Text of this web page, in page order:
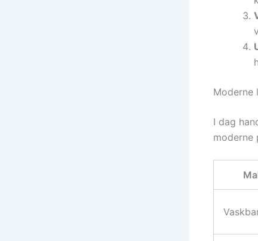
Moderne
I dag
moderne